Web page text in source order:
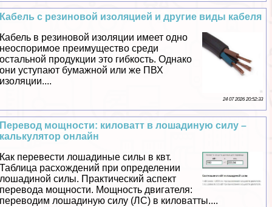
Кабель с резиновой изоляцией и другие виды кабеля
Кабель в резиновой изоляции имеет одно
неоспоримое преимущество среди
остальной продукции это гибкость. Однако
они уступают бумажной или же ПВХ
изоляции....
24 07 2026 20:52:33
Перевод мощности: киловатт в лошадиную силу –
калькулятор онлайн
Как перевести лошадиные силы в квт.
Таблица расхождений при определении
лошадиной силы. Пpaктический аспект
перевода мощности. Мощность двигателя:
переводим лошадиную силу (ЛС) в киловатты....